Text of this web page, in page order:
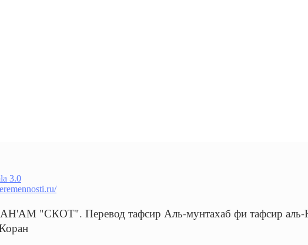
3.0
"СКОТ". Перевод тафсир Аль-мунтахаб фи тафсир аль-